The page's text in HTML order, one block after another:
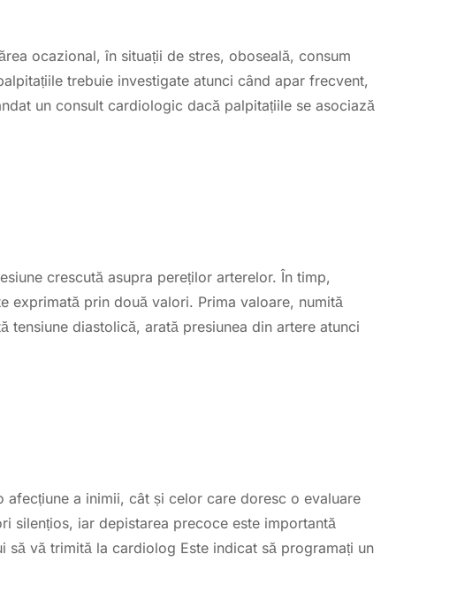
ocazional, în situații de stres, oboseală, consum
trebuie investigate atunci când apar frecvent,
un consult cardiologic dacă palpitațiile se asociază
crescută asupra pereților arterelor. În timp,
exprimată prin două valori. Prima valoare, numită
tensiune diastolică, arată presiunea din artere atunci
a inimii, cât și celor care doresc o evaluare
silențios, iar depistarea precoce este importantă
vă trimită la cardiolog Este indicat să programați un